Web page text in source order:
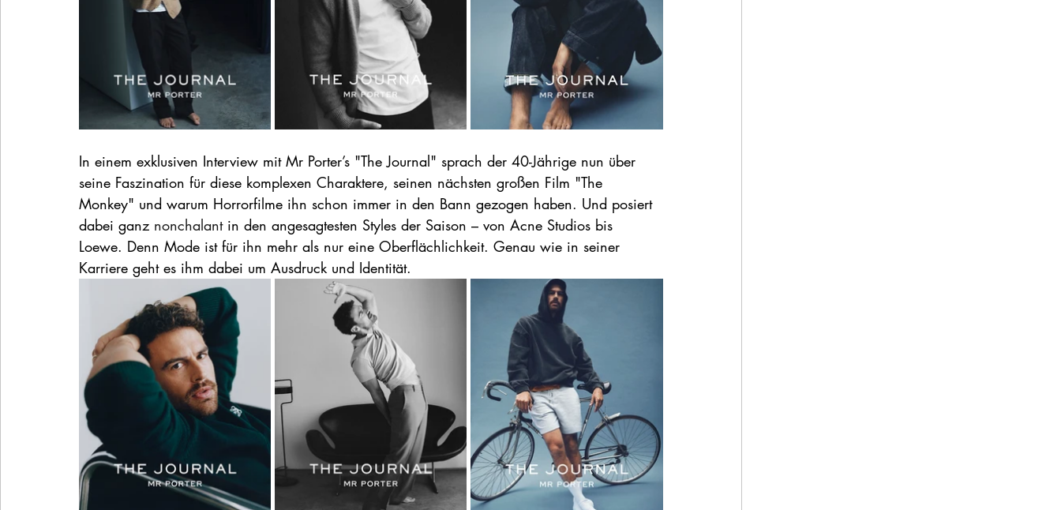
In einem exklusiven Interview mit Mr Porter’s "The Journal" sprach der 40-Jährige nun über
seine Faszination für diese komplexen Charaktere, seinen nächsten großen Film "The
Monkey" und warum Horrorfilme ihn schon immer in den Bann gezogen haben. Und posiert
dabei ganz nonchalant in den angesagtesten Styles der Saison – von Acne Studios bis
Loewe. Denn Mode ist für ihn mehr als nur eine Oberflächlichkeit. Genau wie in seiner
Karriere geht es ihm dabei um Ausdruck und Identität.